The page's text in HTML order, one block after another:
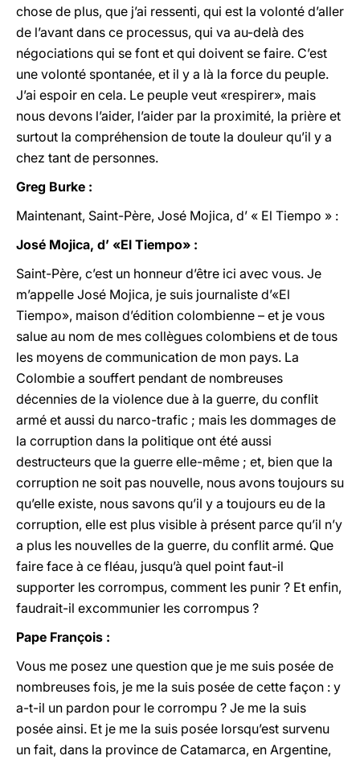
chose de plus, que j’ai ressenti, qui est la volonté d’aller
de l’avant dans ce processus, qui va au-delà des
négociations qui se font et qui doivent se faire. C’est
une volonté spontanée, et il y a là la force du peuple.
J’ai espoir en cela. Le peuple veut «respirer», mais
nous devons l’aider, l’aider par la proximité, la prière et
surtout la compréhension de toute la douleur qu’il y a
chez tant de personnes.
Greg Burke :
Maintenant, Saint-Père, José Mojica, d’ « El Tiempo » :
José Mojica, d’ «El Tiempo» :
Saint-Père, c’est un honneur d’être ici avec vous. Je
m’appelle José Mojica, je suis journaliste d’«El
Tiempo», maison d’édition colombienne – et je vous
salue au nom de mes collègues colombiens et de tous
les moyens de communication de mon pays. La
Colombie a souffert pendant de nombreuses
décennies de la violence due à la guerre, du conflit
armé et aussi du narco-trafic ; mais les dommages de
la corruption dans la politique ont été aussi
destructeurs que la guerre elle-même ; et, bien que la
corruption ne soit pas nouvelle, nous avons toujours su
qu’elle existe, nous savons qu’il y a toujours eu de la
corruption, elle est plus visible à présent parce qu’il n’y
a plus les nouvelles de la guerre, du conflit armé. Que
faire face à ce fléau, jusqu’à quel point faut-il
supporter les corrompus, comment les punir ? Et enfin,
faudrait-il excommunier les corrompus ?
Pape François :
Vous me posez une question que je me suis posée de
nombreuses fois, je me la suis posée de cette façon : y
a-t-il un pardon pour le corrompu ? Je me la suis
posée ainsi. Et je me la suis posée lorsqu’est survenu
un fait, dans la province de Catamarca, en Argentine,